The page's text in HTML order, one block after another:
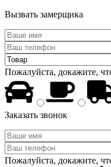
Вызвать замерщика
Пожалуйста, докажите,
Заказать звонок
Пожалуйста, докажите,